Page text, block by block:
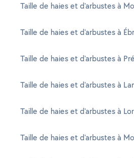
Taille de haies et d'arbustes à
Taille de haies et d'arbustes à
Taille de haies et d'arbustes à
Taille de haies et d'arbustes à
Taille de haies et d'arbustes à
Taille de haies et d'arbustes à